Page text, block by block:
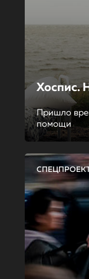
Хоспис.
Пришло
помощи